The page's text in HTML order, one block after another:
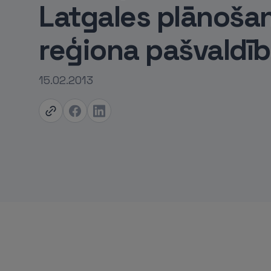
Latgales
reģiona
15.02.2013